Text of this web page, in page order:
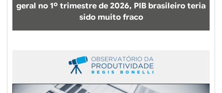
geral no 1º trimestre de 2026, PIB brasileiro teria
sido muito fraco